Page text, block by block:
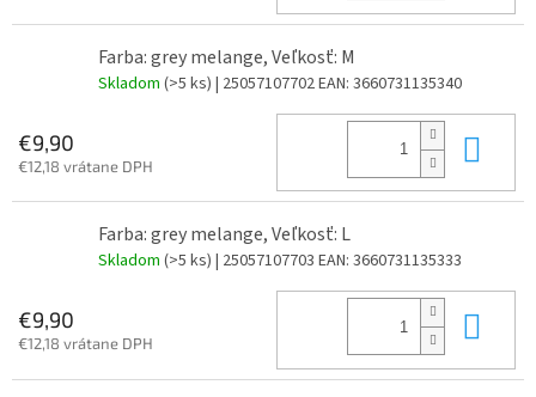
Farba: grey melange, Veľkosť: M
Skladom (>5 ks) | 25057107702EAN: 3660731135340
€9,90
€12,18 vrátane DPH
Farba: grey melange, Veľkosť: L
Skladom (>5 ks) | 25057107703 EAN: 3660731135333
€9,90
€12,18 vrátane DPH